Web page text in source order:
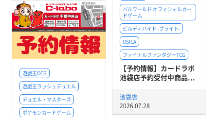
パルワールド オフィシャルカー
ドゲーム
ビルディバイド -ブライト-
OSICA
ファイナルファンタジーTCG
【予約情報】カードラボ
池袋店予約受付中商品...
池袋店
2026.07.28
遊戯王OCG
遊戯王ラッシュデュエル
デュエル・マスターズ
ポケモンカードゲーム